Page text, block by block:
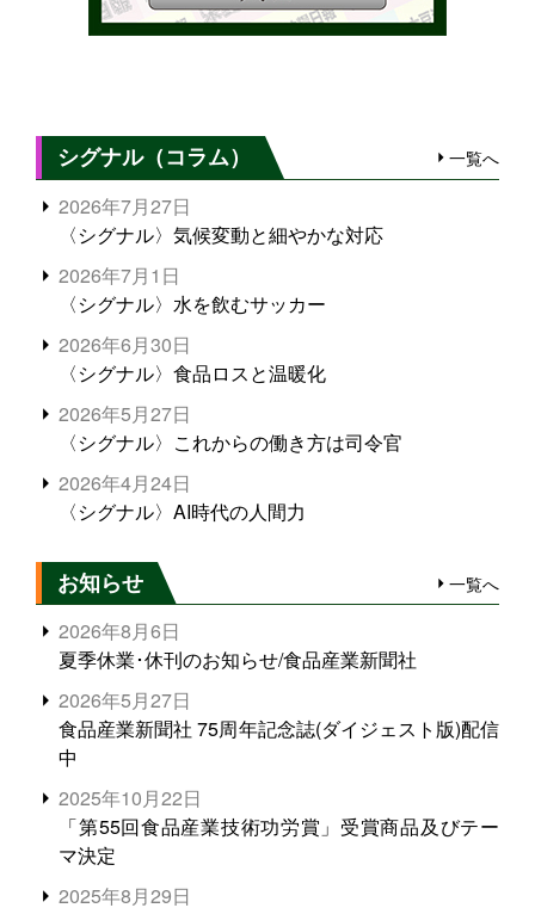
シグナル（コラム） 一覧へ
2026年7月27日
〈シグナル〉気候変動と細やかな対応
2026年7月1日
〈シグナル〉水を飲むサッカー
2026年6月30日
〈シグナル〉食品ロスと温暖化
2026年5月27日
〈シグナル〉これからの働き方は司令官
2026年4月24日
〈シグナル〉AI時代の人間力
お知らせ 一覧へ
2026年8月6日
夏季休業･休刊のお知らせ/食品産業新聞社
2026年5月27日
食品産業新聞社 75周年記念誌(ダイジェスト版)配信
中
2025年10月22日
「第55回食品産業技術功労賞」受賞商品及びテー
マ決定
2025年8月29日